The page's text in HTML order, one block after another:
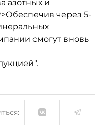
азотных и
через 5-
смогут вновь